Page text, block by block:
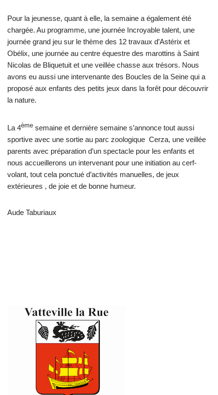
Pour la jeunesse, quant à elle, la semaine a également été
chargée. Au programme, une journée Incroyable talent, une
journée grand jeu sur le thème des 12 travaux d’Astérix et
Obélix, une journée au centre équestre des marottins à Saint
Nicolas de Bliquetuit et une veillée chasse aux trésors. Nous
avons eu aussi une intervenante des Boucles de la Seine qui a
proposé aux enfants des petits jeux dans la forêt pour découvrir
la nature.
La 4ème semaine et dernière semaine s’annonce tout aussi
sportive avec une sortie au parc zoologique Cerza, une veillée
parents avec préparation d’un spectacle pour les enfants et
nous accueillerons un intervenant pour une initiation au cerf-
volant, tout cela ponctué d’activités manuelles, de jeux
extérieures , de joie et de bonne humeur.
Aude Taburiaux